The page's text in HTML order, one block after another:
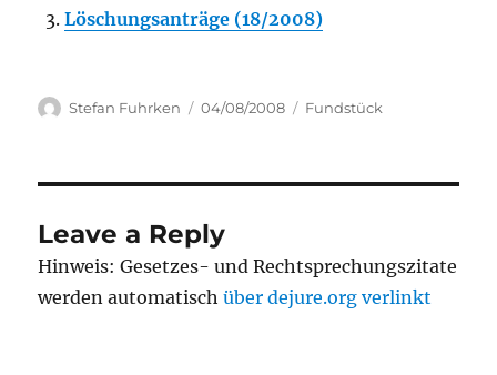
Löschungsanträge (18/2008)
Author
Stefan Fuhrken
Posted
04/08/2008 Categories
Fundstück
Leave a Reply
Hinweis: Gesetzes- und Rechtsprechungszitate
werden automatischüber dejure.org verlinkt